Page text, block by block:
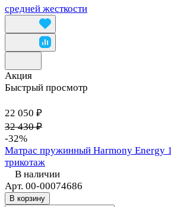
средней жесткости
Акция
Быстрый просмотр
22 050 ₽
32 430 ₽
-32%
Матрас пружинный Harmony Energy
трикотаж
В наличии
Арт. 00-00074686
В корзину